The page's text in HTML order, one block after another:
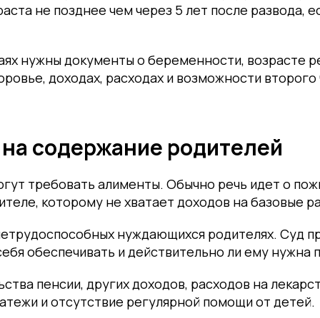
не позднее чем через 5 лет после развода,
нужны документы о беременности, возрасте
доходах, расходах и возможности второго
содержание родителей
требовать алименты. Обычно речь идет о
которому не хватает доходов на базовые
нуждающихся родителях. Суд
обеспечивать и действительно ли ему нужна
пенсии, других доходов, расходов на
и отсутствие регулярной помощи от детей.